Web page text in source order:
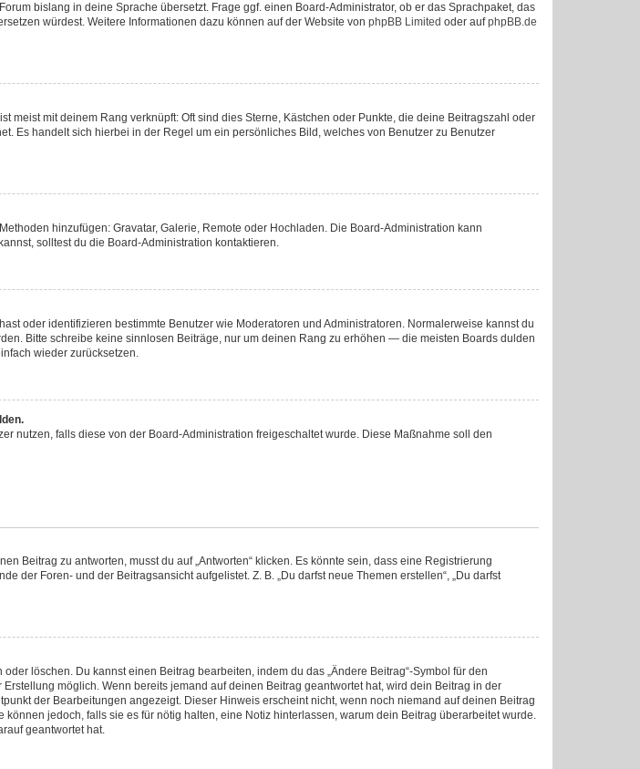
bislang in deine Sprache übersetzt. Frage ggf. einen Board-Administrator, ob er das Sprachpaket, das
würdest. Weitere Informationen dazu können auf der Website von phpBB Limited oder aufphpBB.de
mit deinem Rang verknüpft: Oft sind dies Sterne, Kästchen oder Punkte, die deine Beitragszahl oder
Es handelt sich hierbei in der Regel um ein persönliches Bild, welches von Benutzer zu Benutzer
hinzufügen: Gravatar, Galerie, Remote oder Hochladen. Die Board-Administration kann
solltest du die Board-Administration kontaktieren.
oder identifizieren bestimmte Benutzer wie Moderatoren und Administratoren. Normalerweise kannst du
Bitte schreibe keine sinnlosen Beiträge, nur um deinen Rang zu erhöhen — die meisten Boards dulden
wieder zurücksetzen.
nutzen, falls diese von der Board-Administration freigeschaltet wurde. Diese Maßnahme soll den
Beitrag zu antworten, musst du auf „Antworten“ klicken. Es könnte sein, dass eine Registrierung
der Foren- und der Beitragsansicht aufgelistet. Z. B. „Du darfst neue Themen erstellen“, „Du darfst
löschen. Du kannst einen Beitrag bearbeiten, indem du das „Ändere Beitrag“-Symbol für den
möglich. Wenn bereits jemand auf deinen Beitrag geantwortet hat, wird dein Beitrag in der
der Bearbeitungen angezeigt. Dieser Hinweis erscheint nicht, wenn noch niemand auf deinen Beitrag
jedoch, falls sie es für nötig halten, eine Notiz hinterlassen, warum dein Beitrag überarbeitet wurde.
geantwortet hat.